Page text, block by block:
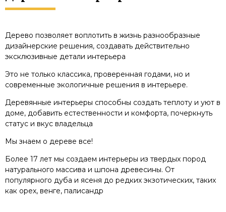
Дерево позволяет воплотить в жизнь разнообразные
дизайнерские решения, создавать действительно
эксклюзивные детали интерьера
Это не только классика, проверенная годами, но и
современные экологичные решения в интерьере.
Деревянные интерьеры способны создать теплоту и уют в
доме, добавить естественности и комфорта, почеркнуть
статус и вкус владельца
Мы знаем о дереве все!
Более 17 лет мы создаем интерьеры из твердых пород
натурального массива и шпона древесины. От
популярного дуба и ясеня до редких экзотических, таких
как орех, венге, палисандр